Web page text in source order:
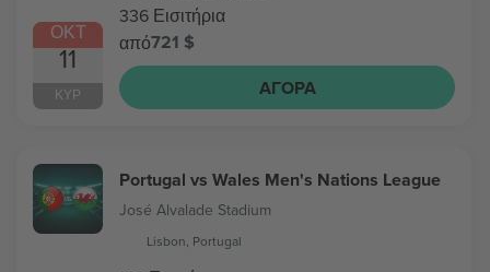
ΟΚΤ
11
ΚΥΡ
336 Εισιτήρια
από721 $
ΑΓΟΡΆ
Portugal vs Wales Men's Nations League
José Alvalade Stadium
Lisbon, Portugal